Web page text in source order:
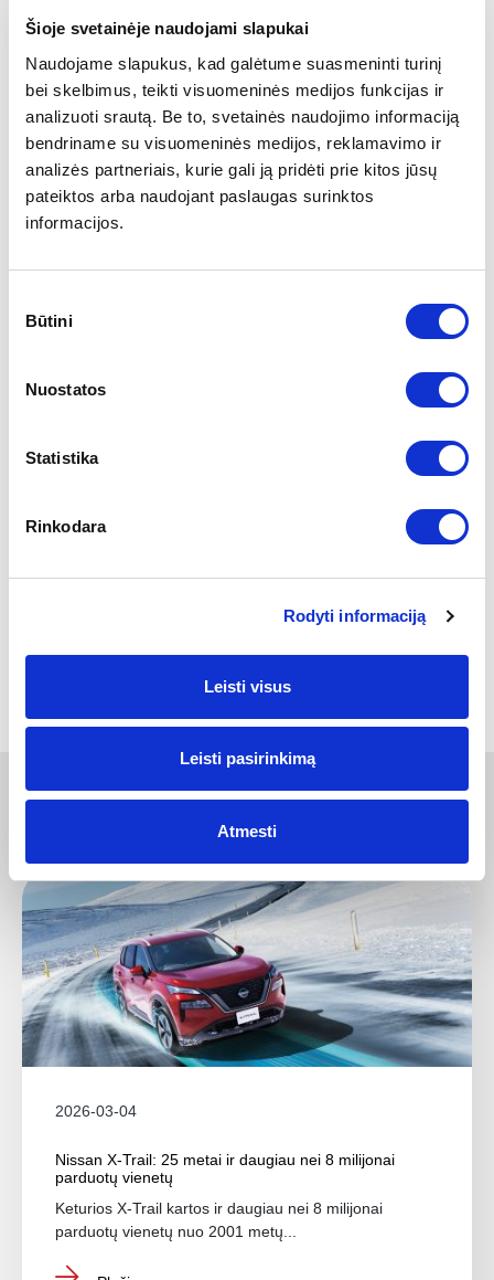
Šioje svetainėje naudojami slapukai
Naudojame slapukus, kad galėtume suasmeninti turinį
bei skelbimus, teikti visuomeninės medijos funkcijas ir
analizuoti srautą. Be to, svetainės naudojimo informaciją
bendriname su visuomeninės medijos, reklamavimo ir
analizės partneriais, kurie gali ją pridėti prie kitos jūsų
pateiktos arba naudojant paslaugas surinktos
informacijos.
pasirinkimas
Būtini
Nuostatos
Statistika
Rinkodara
Rodyti informaciją
Leisti visus
Leisti pasirinkimą
Atmesti
nurodymus. Aukščiausios komplektacijos modelyje
greitis, navigacijos nurodymai ar kita informacija gali būti
projektuojami ant prieš akis išlendančio skydelio. Apple
Car Play ir Android Auto taip pat prieinama
Pirkėjai, ieškantys pagrindinių vairuotojo padėjėjų, visus
stabdymas, juostų palaikymo sistema ir vairuotojo
“, – Kona savybėmis dalijosi automobilių žinovai.
2026-03-04
Nissan X-Trail: 25 metai ir daugiau nei 8 milijonai
parduotų vienetų
Keturios X-Trail kartos ir daugiau nei 8 milijonai
parduotų vienetų nuo 2001 metų...